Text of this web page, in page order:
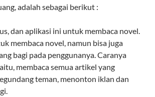
adalah sebagai berikut :
dan aplikasi ini untuk membaca novel.
membaca novel, namun bisa juga
bagi pada penggunanya. Caranya
membaca semua artikel yang
teman, menonton iklan dan